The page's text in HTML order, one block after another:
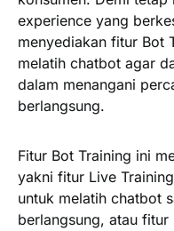
experience yang
menyediakan fitur Bot
melatih chatbot agar
dalam menangani
berlangsung.
Fitur Bot Training ini
yakni fitur Live
untuk melatih chatbot
berlangsung, atau fitur